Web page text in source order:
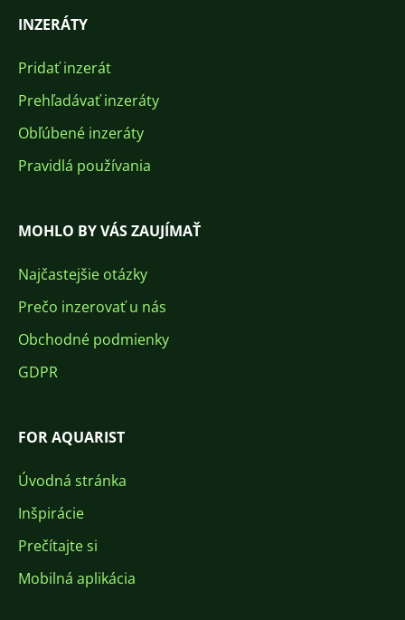
INZERÁTY
Pridať inzerát
Prehľadávať inzeráty
Obľúbené inzeráty
Pravidlá používania
MOHLO BY VÁS ZAUJÍMAŤ
Najčastejšie otázky
Prečo inzerovať u nás
Obchodné podmienky
GDPR
FOR AQUARIST
Úvodná stránka
Inšpirácie
Prečítajte si
Mobilná aplikácia